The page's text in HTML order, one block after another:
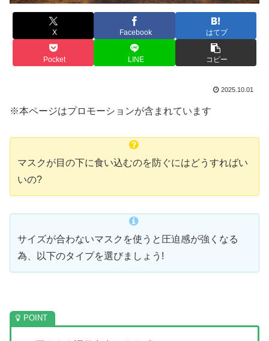
X Facebook はてブ
Pocket LINE コピー
2025.10.01
※本ページはプロモーションが含まれています
マスクが目の下に食い込むのを防ぐにはどうすればい
いの?
サイズが合わないマスクを使うと圧迫感が強くなる
為、以下のタイプを選びましょう!